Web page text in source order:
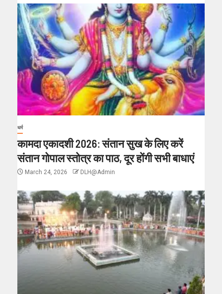
धर्म
कामदा एकादशी 2026: संतान सुख के लिए करें
संतान गोपाल स्तोत्र का पाठ, दूर होंगी सभी बाधाएं
March 24, 2026 DLH@Admin